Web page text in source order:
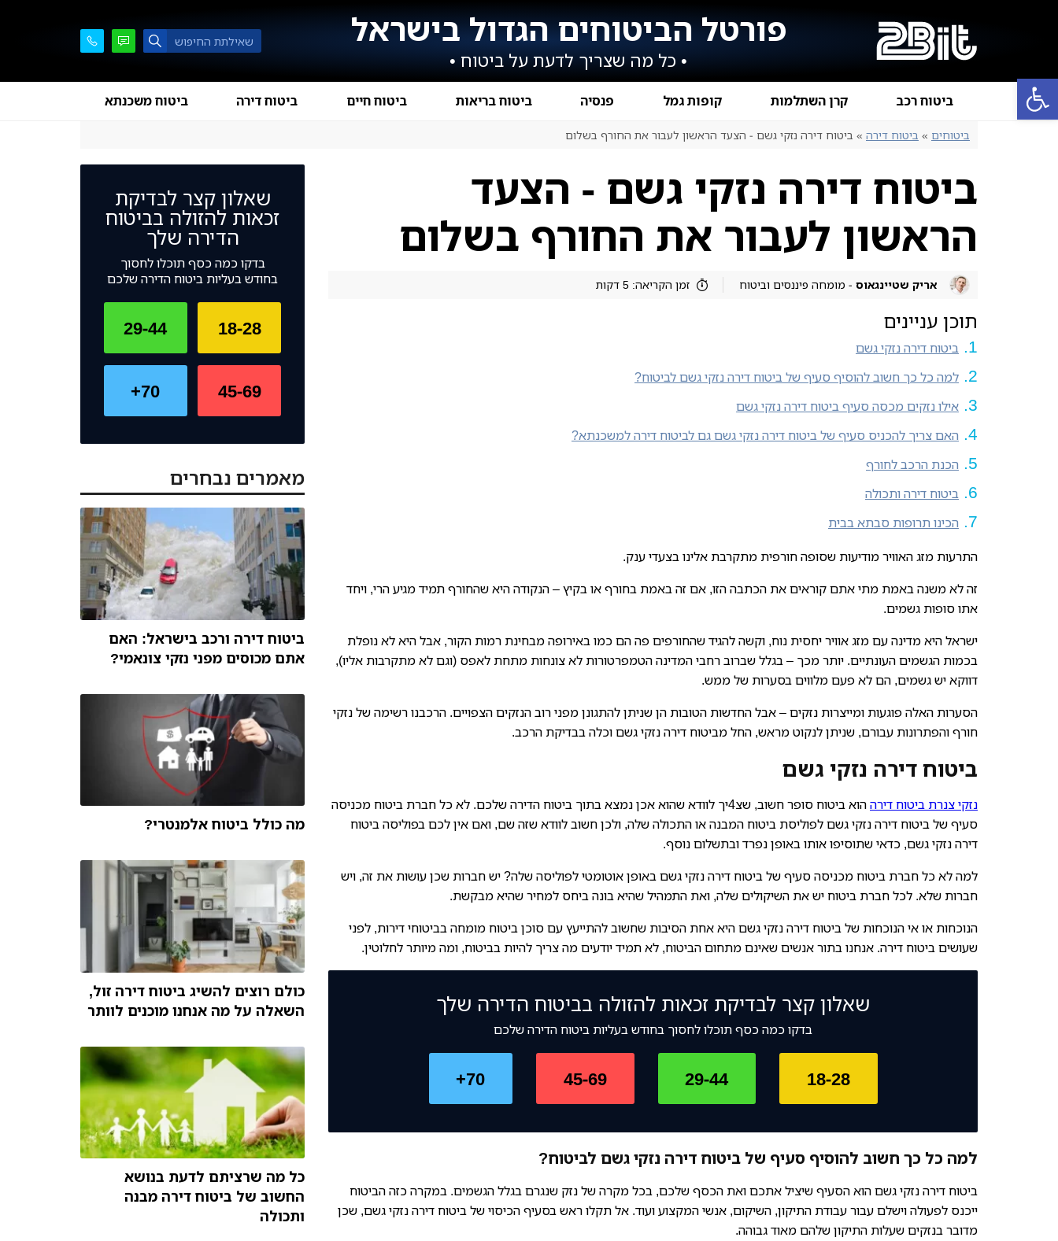
פתח סרגל נגישות
פורטל הביטוחים הגדול בישראל
• כל מה שצריך לדעת על ביטוח •
ביטוח רכב קרן השתלמות קופות גמל פנסיה ביטוח בריאות ביטוח חיים ביטוח דירה ביטוח משכנתא
ביטוחים » ביטוח דירה » ביטוח דירה נזקי גשם - הצעד הראשון לעבור את החורף בשלום
ביטוח דירה נזקי גשם - הצעד
הראשון לעבור את החורף בשלום
אריק שטיינגאוס - מומחה פיננסים וביטוח זמן הקריאה: 5 דקות
תוכן עניינים
ביטוח דירה נזקי גשם
למה כל כך חשוב להוסיף סעיף של ביטוח דירה נזקי גשם לביטוח?
אילו נזקים מכסה סעיף ביטוח דירה נזקי גשם
האם צריך להכניס סעיף של ביטוח דירה נזקי גשם גם לביטוח דירה למשכנתא?
הכנת הרכב לחורף
ביטוח דירה ותכולה
הכינו תרופות סבתא בבית
התרעות מזג האוויר מודיעות שסופה חורפית מתקרבת אלינו בצעדי ענק.
זה לא משנה באמת מתי אתם קוראים את הכתבה הזו, אם זה באמת בחורף או בקיץ – הנקודה היא שהחורף תמיד מגיע הרי, ויחד
אתו סופות גשמים.
ישראל היא מדינה עם מזג אוויר יחסית נוח, וקשה להגיד שהחורפים פה הם כמו באירופה מבחינת רמות הקור, אבל היא לא נופלת
בכמות הגשמים העונתיים. יותר מכך – בגלל שברוב רחבי המדינה הטמפרטורות לא צונחות מתחת לאפס (וגם לא מתקרבות אליו),
דווקא יש גשמים, הם לא פעם מלווים בסערות של ממש.
הסערות האלה פוגעות ומייצרות נזקים – אבל החדשות הטובות הן שניתן להתגונן מפני רוב הנזקים הצפויים. הרכבנו רשימה של נזקי
חורף והפתרונות עבורם, שניתן לנקוט מראש, החל מביטוח דירה נזקי גשם וכלה בבדיקת הרכב.
ביטוח דירה נזקי גשם
נזקי צנרת ביטוח דירה
הוא ביטוח סופר חשוב, שצ4יך לוודא שהוא אכן נמצא בתוך ביטוח הדירה שלכם. לא כל חברת ביטוח מכניסה
סעיף של ביטוח דירה נזקי גשם לפוליסת ביטוח המבנה או התכולה שלה, ולכן חשוב לוודא שזה שם, ואם אין לכם בפוליסה ביטוח
דירה נזקי גשם, כדאי שתוסיפו אותו באופן נפרד ובתשלום נוסף.
למה לא כל חברת ביטוח מכניסה סעיף של ביטוח דירה נזקי גשם באופן אוטומטי לפוליסה שלה? יש חברות שכן עושות את זה, ויש
חברות שלא. לכל חברת ביטוח יש את השיקולים שלה, ואת התמהיל שהיא בונה ביחס למחיר שהיא מבקשת.
הנוכחות או אי הנוכחות של ביטוח דירה נזקי גשם היא אחת הסיבות שחשוב להתייעץ עם סוכן ביטוח מומחה בביטוחי דירות, לפני
שעושים ביטוח דירה. אנחנו בתור אנשים שאינם מתחום הביטוח, לא תמיד יודעים מה צריך להיות בביטוח, ומה מיותר לחלוטין.
שאלון קצר לבדיקת זכאות להזולה בביטוח הדירה שלך
בדקו כמה כסף תוכלו לחסוך בחודש בעליות ביטוח הדירה שלכם
18-28
29-44
45-69
70+
למה כל כך חשוב להוסיף סעיף של ביטוח דירה נזקי גשם לביטוח?
ביטוח דירה נזקי גשם הוא הסעיף שיציל אתכם ואת הכסף שלכם, בכל מקרה של נזק שנגרם בגלל הגשמים. במקרה כזה הביטוח
ייכנס לפעולה וישלם עבור עבודת התיקון, השיקום, אנשי המקצוע ועוד. אל תקלו ראש בסעיף הכיסוי של ביטוח דירה נזקי גשם, שכן
מדובר בנזקים שעלות התיקון שלהם מאוד גבוהה.
שאלון קצר לבדיקת
זכאות להזולה בביטוח
הדירה שלך
בדקו כמה כסף תוכלו לחסוך
בחודש בעליות ביטוח הדירה שלכם
18-28
29-44
45-69
70+
מאמרים נבחרים
ביטוח דירה ורכב בישראל: האם
אתם מכוסים מפני נזקי צונאמי?
מה כולל ביטוח אלמנטרי?
כולם רוצים להשיג ביטוח דירה זול,
השאלה על מה אנחנו מוכנים לוותר
כל מה שרציתם לדעת בנושא
החשוב של ביטוח דירה מבנה
ותכולה